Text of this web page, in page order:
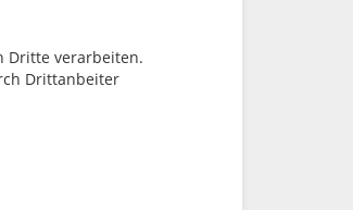
Dritte verarbeiten.
Drittanbeiter